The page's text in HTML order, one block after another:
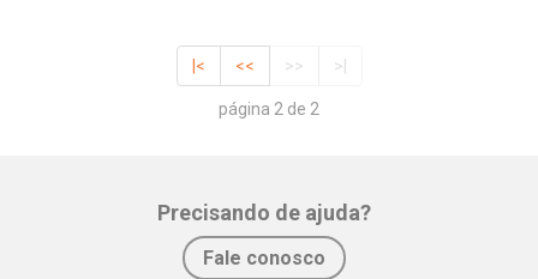
|< << >> >|
página 2 de 2
Precisando de ajuda?
Fale conosco